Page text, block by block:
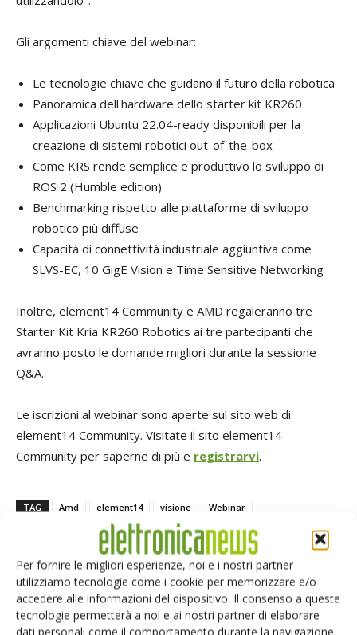
Per fornire le migliori esperienze, noi e i nostri partner
utilizziamo tecnologie come i cookie per memorizzare e/o
accedere alle informazioni del dispositivo. Il consenso a queste
tecnologie permetterà a noi e ai nostri partner di elaborare
dati personali come il comportamento durante la navigazione
Gli argomenti chiave del webinar:
Le tecnologie chiave che guidano il futuro della robotica
Panoramica dell'hardware dello starter kit KR260
Applicazioni Ubuntu 22.04-ready disponibili per la
creazione di sistemi robotici out-of-the-box
Come KRS rende semplice e produttivo lo sviluppo di
ROS 2 (Humble edition)
Benchmarking rispetto alle piattaforme di sviluppo
robotico più diffuse
Capacità di connettività industriale aggiuntiva come
SLVS-EC, 10 GigE Vision e Time Sensitive Networking
Inoltre, element14 Community e AMD regaleranno tre
Starter Kit Kria KR260 Robotics ai tre partecipanti che
avranno posto le domande migliori durante la sessione
Q&A.
Le iscrizioni al webinar sono aperte sul sito web di
element14 Community. Visitate il sito element14
Community per saperne di più e registrarvi.
TAG Amd element14 visione Webinar
Facebook Twitter